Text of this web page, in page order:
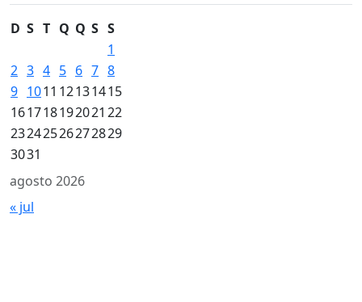
agosto 2026
D S T Q Q S S
1
2 3 4 5 6 7 8
9 1011 12131415
161718192021 22
23242526272829
3031
« jul